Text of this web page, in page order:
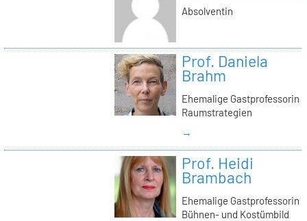
Absolventin
Prof. Daniela
Brahm
Ehemalige Gastprofessorin
Raumstrategien
→
Prof. Heidi
Brambach
Ehemalige Gastprofessorin
Bühnen- und Kostümbild